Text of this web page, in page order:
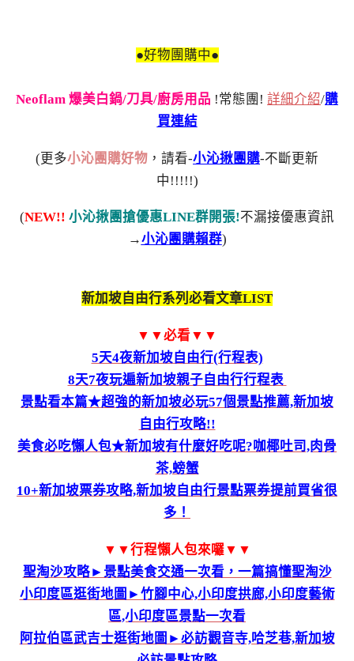
●好物團購中●
Neoflam 爆美白鍋/刀具/廚房用品 !常態團! 詳細介紹/購
買連結
(更多小沁團購好物 ，請看-小沁揪團購-不斷更新
中!!!!!)
(NEW!! 小沁揪團搶優惠LINE群開張!不漏接優惠資訊
→小沁團購賴群)
新加坡自由行系列必看文章LIST
▼▼必看▼▼
5天4夜新加坡自由行(行程表)
8天7夜玩遍新加坡親子自由行行程表
景點看本篇★超強的新加坡必玩57個景點推薦,新加坡
自由行攻略!!
美食必吃懶人包★新加坡有什麼好吃呢?咖椰吐司,肉骨
茶,螃蟹
10+新加坡票券攻略,新加坡自由行景點票券提前買省很
多！
▼▼行程懶人包來囉▼▼
聖淘沙攻略►景點美食交通一次看，一篇搞懂聖淘沙
小印度區逛街地圖►竹腳中心,小印度拱廊,小印度藝術
區,小印度區景點一次看
阿拉伯區武吉士逛街地圖►必訪觀音寺,哈芝巷,新加坡